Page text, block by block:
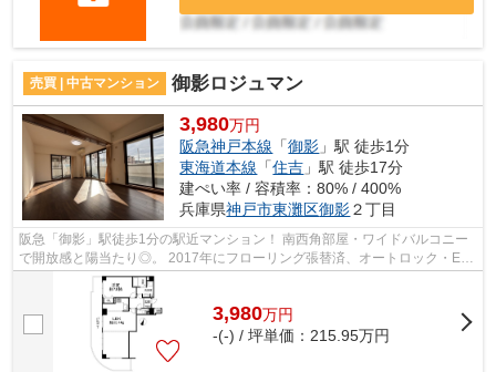
売買 | 中古マンション 御影ロジュマン
3,980万円
阪急神戸本線 「御影 」駅 徒歩1分
東海道本線 「住吉 」駅 徒歩17分
建ぺい率 / 容積率：80% / 400%
兵庫県神戸市東灘区御影２丁目
阪急「御影」駅徒歩1分の駅近マンション！ 南西角部屋・ワイドバルコニー
で開放感と陽当たり◎。 2017年にフローリング張替済、オートロック・EV
完備の安心仕様でDINKS、女性のお一人住...
3,980万円
-(-) / 坪単価： 215.95万円